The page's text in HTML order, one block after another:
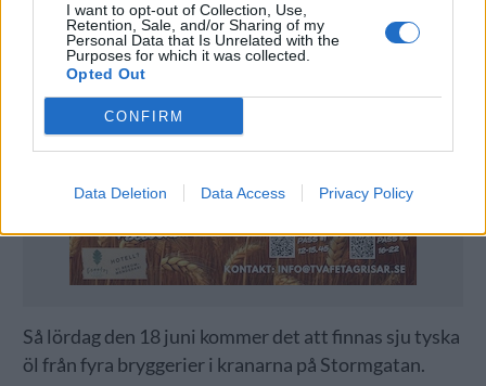
I want to opt-out of Collection, Use,
Retention, Sale, and/or Sharing of my
Personal Data that Is Unrelated with the
Purposes for which it was collected.
Opted Out
CONFIRM
Data Deletion Data Access Privacy Policy
Så lördag den 18 juni kommer det att finnas sju tyska
öl från fyra bryggerier i kranarna på Stormgatan.